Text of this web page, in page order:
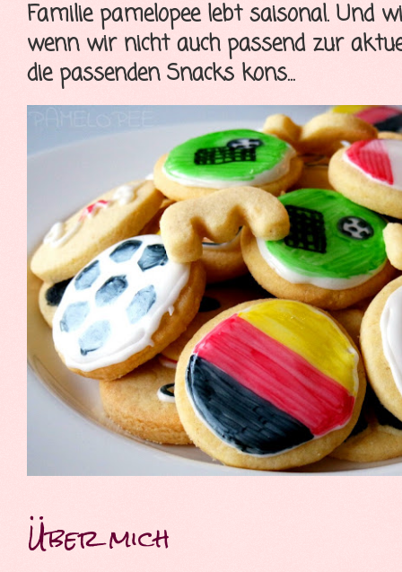
Familie pamelopee lebt saisonal. Und
wenn wir nicht auch passend zur
die passenden Snacks kons...
Über mich